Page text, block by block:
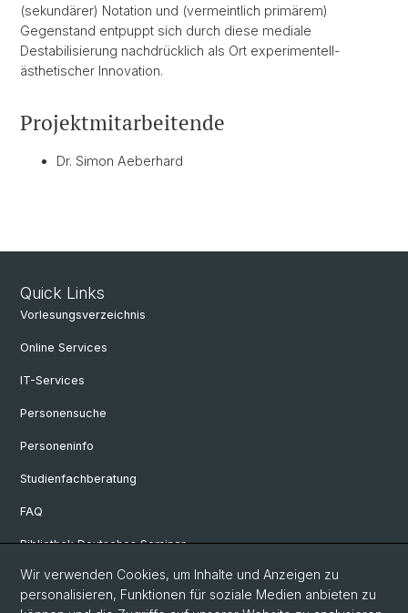
(sekundärer) Notation und (vermeintlich primärem)
Gegenstand entpuppt sich durch diese mediale
Destabilisierung nachdrücklich als Ort experimentell-
ästhetischer Innovation.
Projektmitarbeitende
Dr. Simon Aeberhard
Quick Links
Vorlesungsverzeichnis
Online Services
IT-Services
Personensuche
Personeninfo
Studienfachberatung
FAQ
Bibliothek Deutsches Seminar
Neuere deutsche Literaturwissenschaft
Germanistische Mediävistik
Wir verwenden Cookies, um Inhalte und Anzeigen zu
personalisieren, Funktionen für soziale Medien anbieten zu